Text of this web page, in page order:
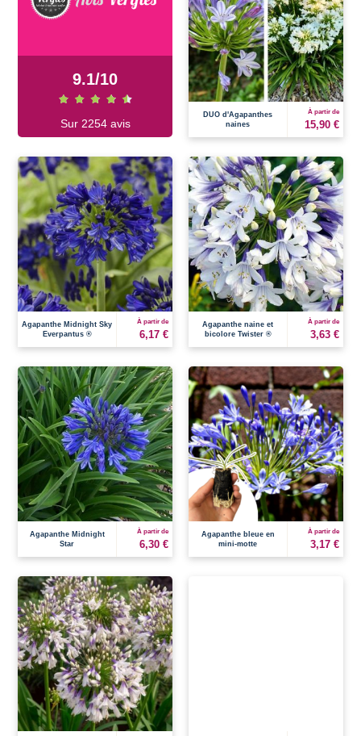
9.1/10
Sur 2254 avis
DUO d'Agapanthes
naines
À partir de
15,90 €
Agapanthe Midnight Sky
Everpantus ®
À partir de
6,17 €
Agapanthe naine et
bicolore Twister ®
À partir de
3,63 €
Agapanthe Midnight
Star
À partir de
6,30 €
Agapanthe bleue en
mini-motte
À partir de
3,17 €